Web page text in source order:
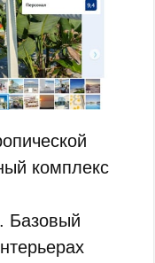
комплекс
Базовый